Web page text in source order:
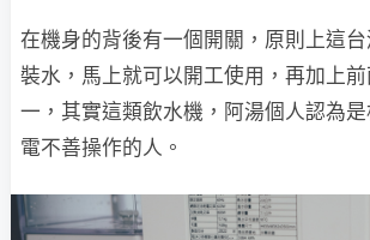
在機身的背後有一個開關，原則上這
裝水，馬上就可以開工使用，再加上
一，其實這類飲水機，阿湯個人認為
電不善操作的人。